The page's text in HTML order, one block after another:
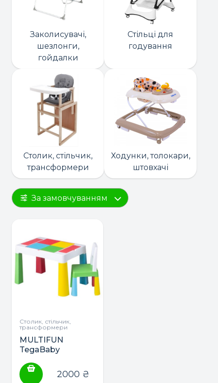
Заколисувачі,
шезлонги,
гойдалки
Стільці для
годування
Столик, стільчик,
трансформери
Ходунки, толокари,
штовхачі
За замовчуванням
Столик, стільчик,
трансформери
MULTIFUN
TegaBaby
2000 ₴